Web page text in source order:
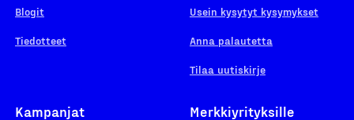
Blogit
Tiedotteet
Usein kysytyt kysymykset
Anna palautetta
Tilaa uutiskirje
Kampanjat Merkkiyrityksille